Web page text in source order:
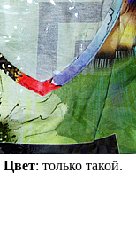
Цвет: только такой.